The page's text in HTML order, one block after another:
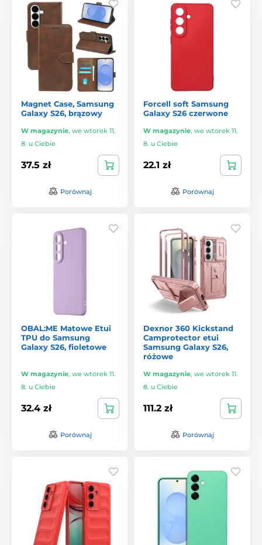
Magnet Case, Samsung
Galaxy S26, brązowy
W magazynie, we wtorek 11.
8. u Ciebie
37.5 zł
Porównaj
Forcell soft Samsung
Galaxy S26 czerwone
W magazynie, we wtorek 11.
8. u Ciebie
22.1 zł
Porównaj
OBAL:ME Matowe Etui
TPU do Samsung
Galaxy S26, fioletowe
W magazynie, we wtorek 11.
8. u Ciebie
32.4 zł
Porównaj
Dexnor 360 Kickstand
Camprotector etui
Samsung Galaxy S26,
różowe
W magazynie, we wtorek 11.
8. u Ciebie
111.2 zł
Porównaj